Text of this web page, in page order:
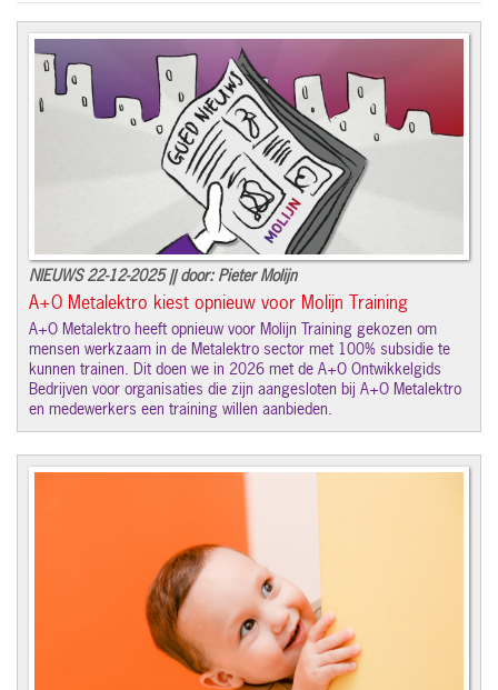
NIEUWS 22-12-2025 || door: Pieter Molijn
A+O Metalektro kiest opnieuw voor Molijn Training
A+O Metalektro heeft opnieuw voor Molijn Training gekozen om
mensen werkzaam in de Metalektro sector met 100% subsidie te
kunnen trainen. Dit doen we in 2026 met de A+O Ontwikkelgids
Bedrijven voor organisaties die zijn aangesloten bij A+O Metalektro
en medewerkers een training willen aanbieden.